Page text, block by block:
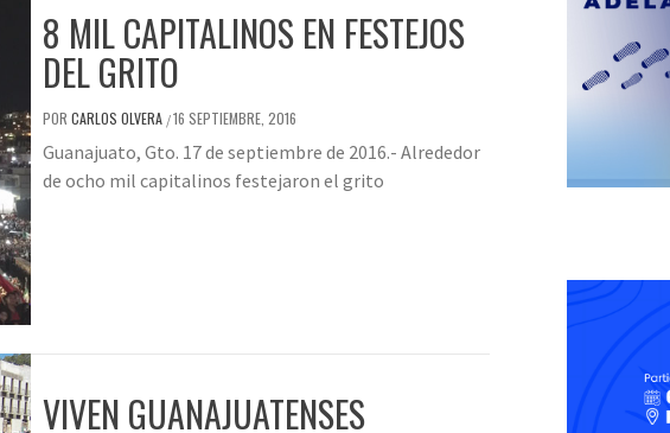
8 MIL CAPITALINOS EN FESTEJOS
DEL GRITO
POR CARLOS OLVERA /16 SEPTIEMBRE, 2016
Guanajuato, Gto. 17 de septiembre de 2016.- Alrededor
de ocho mil capitalinos festejaron el grito
VIVEN GUANAJUATENSES